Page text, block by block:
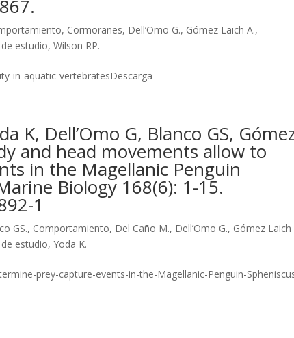
, Cormoranes, Dell’Omo G., Gómez Laich A.,
estudio,Wilson RP.
in-aquatic-vertebratesDescarga
K, Dell’Omo G, Blanco GS,
and head movements allow to
in the Magellanic Penguin
Biology 168(6): 1-15.
1
GS., Comportamiento, Del Caño M., Dell’Omo G., Gómez Laich
estudio,Yoda K.
prey-capture-events-in-the-Magellanic-Penguin-